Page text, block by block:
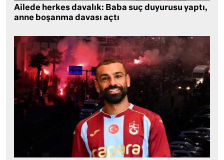
Ailede herkes davalık: Baba suç duyurusu yaptı,
anne boşanma davası açtı